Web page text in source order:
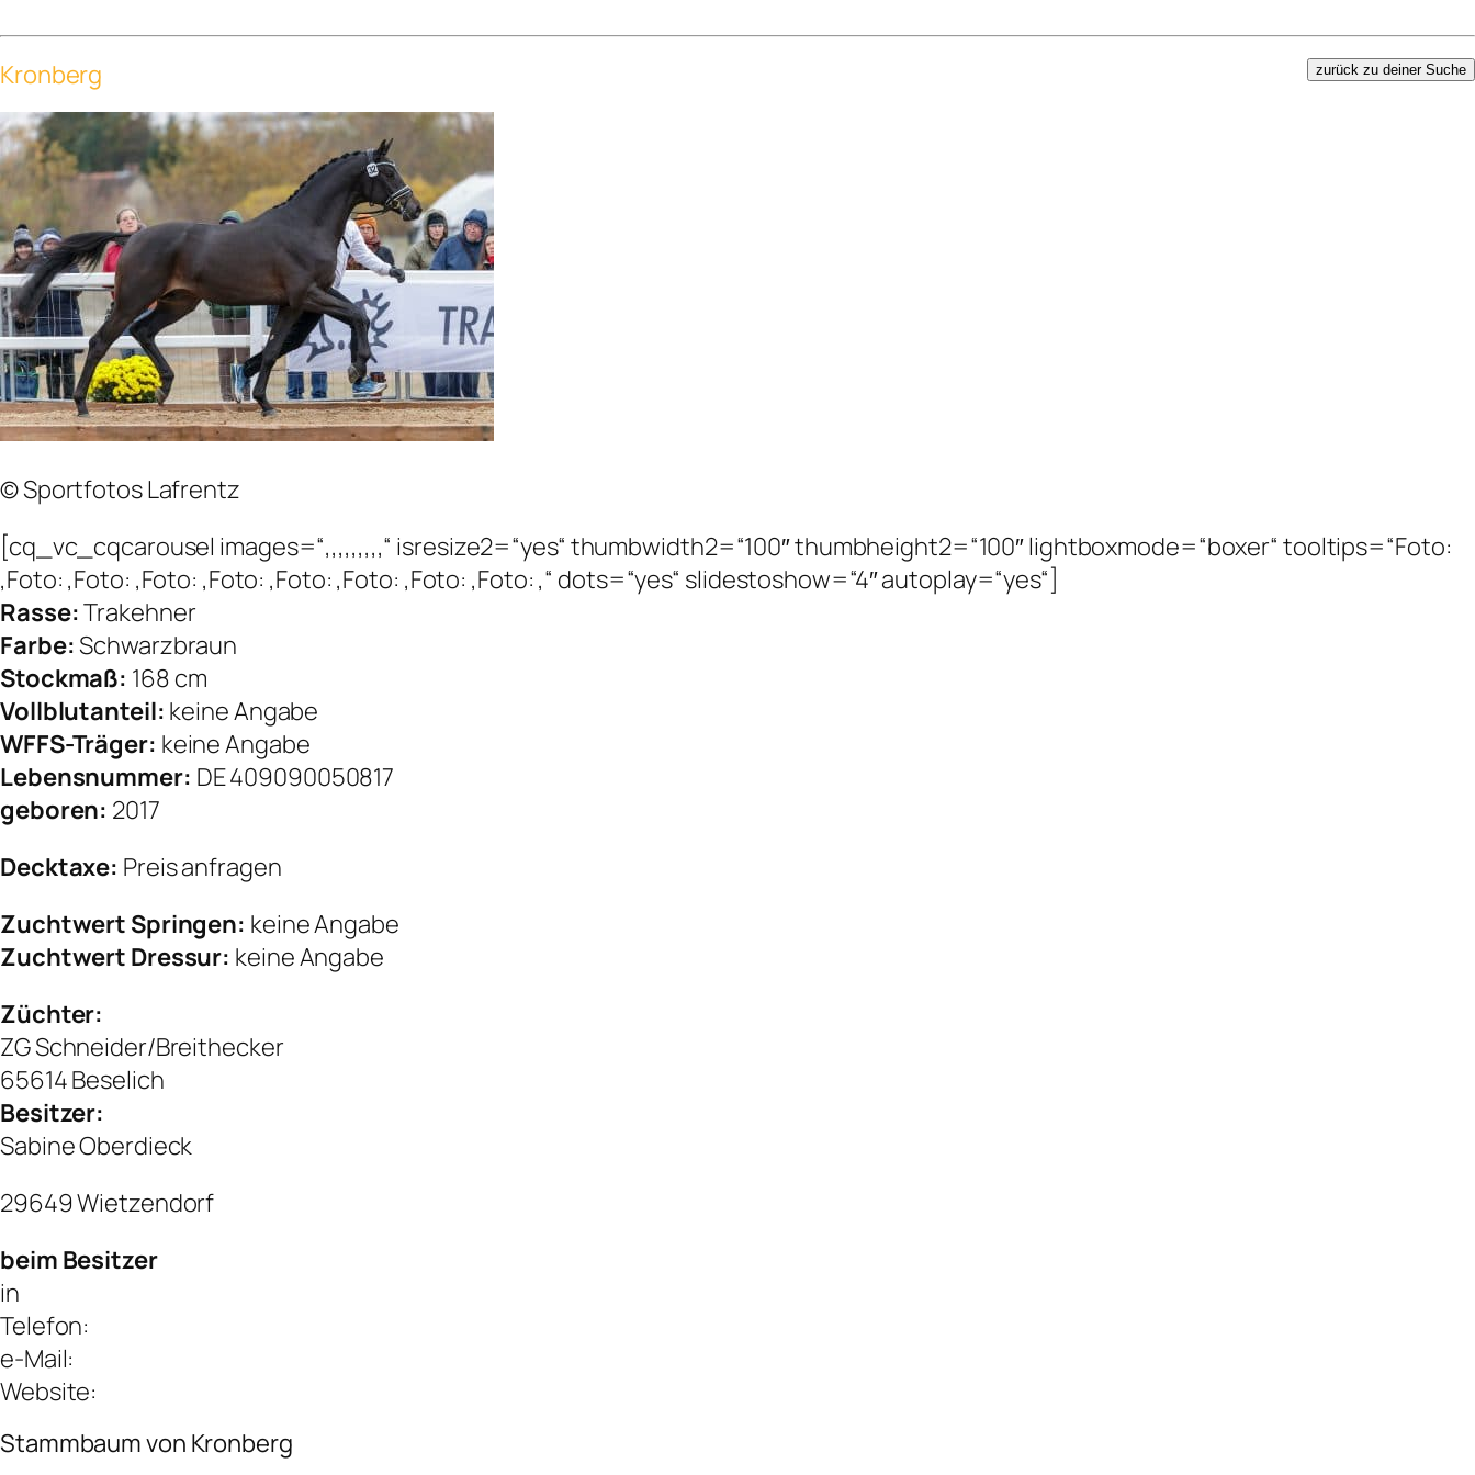
zurück zu deiner Suche
Kronberg
© Sportfotos Lafrentz
[cq_vc_cqcarousel images=“,,,,,,,,,“ isresize2=“yes“ thumbwidth2=“100″ thumbheight2=“100″ lightboxmode=“boxer“ tooltips=“Foto:
,Foto: ,Foto: ,Foto: ,Foto: ,Foto: ,Foto: ,Foto: ,Foto: ,“ dots=“yes“ slidestoshow=“4″ autoplay=“yes“]
Rasse:Trakehner
Farbe:Schwarzbraun
Stockmaß: 168 cm
Vollblutanteil: keine Angabe
WFFS-Träger: keine Angabe
Lebensnummer: DE 409090050817
geboren: 2017
Decktaxe: Preis anfragen
Zuchtwert Springen: keine Angabe
Zuchtwert Dressur: keine Angabe
Züchter:
ZG Schneider/Breithecker
65614 Beselich
Besitzer:
Sabine Oberdieck
29649 Wietzendorf
beim Besitzer
in
Telefon:
e-Mail:
Website:
Stammbaum von Kronberg